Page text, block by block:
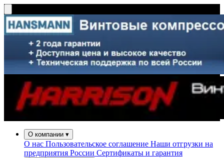
О компании ▾
О нас Пользовательское соглашение Наши отгрузки на
предприятия России Сертификаты и гарантия